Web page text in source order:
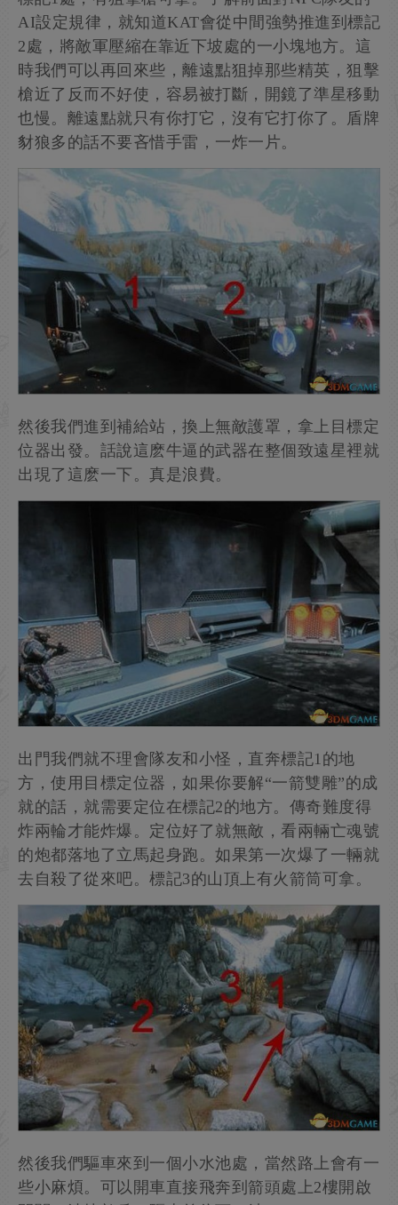
AI設定規律，就知道KAT會從中間強勢推進到標記
2處，將敵軍壓縮在靠近下坡處的一小塊地方。這
時我們可以再回來些，離遠點狙掉那些精英，狙擊
槍近了反而不好使，容易被打斷，開鏡了準星移動
也慢。離遠點就只有你打它，沒有它打你了。盾牌
豺狼多的話不要吝惜手雷，一炸一片。
然後我們進到補給站，換上無敵護罩，拿上目標定
位器出發。話說這麽牛逼的武器在整個致遠星裡就
出現了這麽一下。真是浪費。
出門我們就不理會隊友和小怪，直奔標記1的地
方，使用目標定位器，如果你要解“一箭雙雕”的成
就的話，就需要定位在標記2的地方。傳奇難度得
炸兩輪才能炸爆。定位好了就無敵，看兩輛亡魂號
的炮都落地了立馬起身跑。如果第一次爆了一輛就
去自殺了從來吧。標記3的山頂上有火箭筒可拿。
然後我們驅車來到一個小水池處，當然路上會有一
些小麻煩。可以開車直接飛奔到箭頭處上2樓開啟